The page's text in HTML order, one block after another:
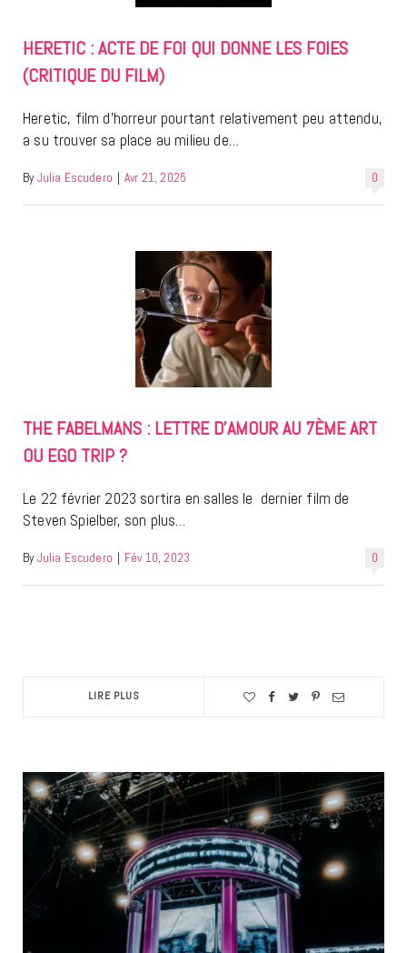
HERETIC : ACTE DE FOI QUI DONNE LES FOIES
(CRITIQUE DU FILM)
Heretic, film d’horreur pourtant relativement peu attendu,
a su trouver sa place au milieu de…
0
By Julia Escudero | Avr 21, 2025
THE FABELMANS : LETTRE D’AMOUR AU 7ÈME ART
OU EGO TRIP ?
Le 22 février 2023 sortira en salles le dernier film de
Steven Spielber, son plus…
0
By Julia Escudero | Fév 10, 2023
LIRE PLUS